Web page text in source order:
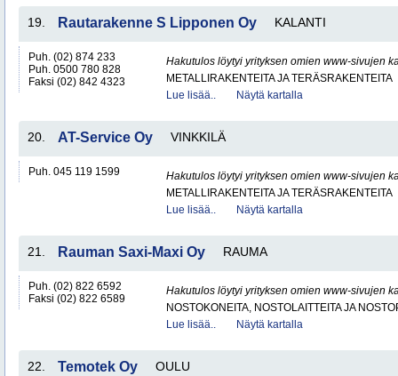
19. Rautarakenne S Lipponen Oy KALANTI
Puh. (02) 874 233
Puh. 0500 780 828
Faksi (02) 842 4323
Hakutulos löytyi yrityksen omien www-sivujen
METALLIRAKENTEITA JA TERÄSRAKENTEITA
Lue lisää..
Näytä kartalla
20. AT-Service Oy VINKKILÄ
Puh. 045 119 1599
Hakutulos löytyi yrityksen omien www-sivujen
METALLIRAKENTEITA JA TERÄSRAKENTEITA
Lue lisää..
Näytä kartalla
21. Rauman Saxi-Maxi Oy RAUMA
Puh. (02) 822 6592
Faksi (02) 822 6589
Hakutulos löytyi yrityksen omien www-sivujen
NOSTOKONEITA, NOSTOLAITTEITA JA
Lue lisää..
Näytä kartalla
22. Temotek Oy OULU